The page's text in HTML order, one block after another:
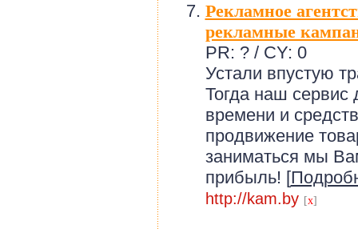
Рекламное
рекламные
PR: ? / CY: 0
Устали впустую
Тогда наш сервис
времени и
продвижение
заниматься мы
прибыль! [
http://kam.by [x]